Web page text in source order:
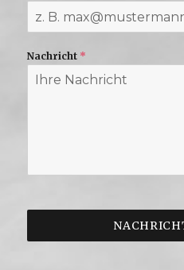
Nachricht *